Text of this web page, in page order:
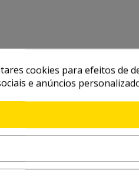
cookies para efeitos de
e anúncios